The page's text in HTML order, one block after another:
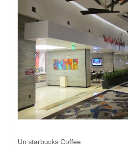
Un starbucks Coffee